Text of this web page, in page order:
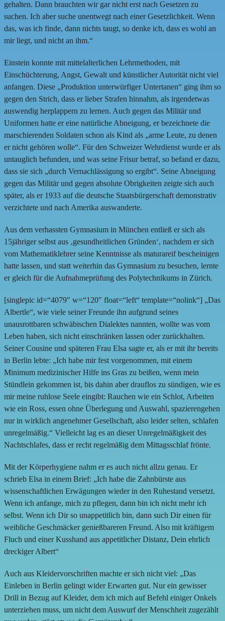
gehalten. Dann brauchten wir gar nicht erst nach Gesetzen zu
suchen. Ich aber suche unentwegt nach einer Gesetzlichkeit. Wenn
das, was ich finde, dann nichts taugt, so denke ich, dass es wohl an
mir liegt, und nicht an ihm.“
Einstein konnte mit mittelalterlichen Lehrmethoden, mit
Einschüchterung, Angst, Gewalt und künstlicher Autorität nicht viel
anfangen. Diese „Produktion unterwürfiger Untertanen“ ging ihm so
gegen den Strich, dass er lieber Strafen hinnahm, als irgendetwas
auswendig herplappern zu lernen. Auch gegen das Militär und
Uniformen hatte er eine natürliche Abneigung, er bezeichnete die
marschierenden Soldaten schon als Kind als „arme Leute, zu denen
er nicht gehören wolle“. Für den Schweizer Wehrdienst wurde er als
untauglich befunden, und was seine Frisur betraf, so befand er dazu,
dass sie sich „durch Vernachlässigung so ergibt“. Seine Abneigung
gegen das Militär und gegen absolute Obrigkeiten zeigte sich auch
später, als er 1933 auf die deutsche Staatsbürgerschaft demonstrativ
verzichtete und nach Amerika auswanderte.
Aus dem verhassten Gymnasium in München entließ er sich als
15jähriger selbst aus ‚gesundheitlichen Gründen‘, nachdem er sich
vom Mathematiklehrer seine Kenntnisse als maturareif bescheinigen
hatte lassen, und statt weiterhin das Gymnasium zu besuchen, lernte
er gleich für die Aufnahmeprüfung des Polytechnikums in Zürich.
[singlepic id=“4079″ w=“120″ float=“left“ template=“nolink“] „Das
Albertle“, wie viele seiner Freunde ihn aufgrund seines
unausrottbaren schwäbischen Dialektes nannten, wollte was vom
Leben haben, sich nicht einschränken lassen oder zurückhalten.
Seiner Cousine und späteren Frau Elsa sagte er, als er mit ihr bereits
in Berlin lebte: „Ich habe mir fest vorgenommen, mit einem
Minimum medizinischer Hilfe ins Gras zu beißen, wenn mein
Stündlein gekommen ist, bis dahin aber drauflos zu sündigen, wie es
mir meine ruhlose Seele eingibt: Rauchen wie ein Schlot, Arbeiten
wie ein Ross, essen ohne Überlegung und Auswahl, spazierengehen
nur in wirklich angenehmer Gesellschaft, also leider selten, schlafen
unregelmäßig.“ Vielleicht lag es an dieser Unregelmäßigkeit des
Nachtschlafes, dass er recht regelmäßig dem Mittagsschlaf frönte.
Mit der Körperhygiene nahm er es auch nicht allzu genau. Er
schrieb Elsa in einem Brief: „Ich habe die Zahnbürste aus
wissenschaftlichen Erwägungen wieder in den Ruhestand versetzt.
Wenn ich anfange, mich zu pflegen, dann bin ich nicht mehr ich
selbst. Wenn ich Dir so unappetitlich bin, dann such Dir einen für
weibliche Geschmäcker genießbareren Freund. Also mit kräftigem
Fluch und einer Kusshand aus appetitlicher Distanz, Dein ehrlich
dreckiger Albert“
Auch aus Kleidervorschriften machte er sich nicht viel: „Das
Einleben in Berlin gelingt wider Erwarten gut. Nur ein gewisser
Drill in Bezug auf Kleider, dem ich mich auf Befehl einiger Onkels
unterziehen muss, um nicht dem Auswurf der Menschheit zugezählt